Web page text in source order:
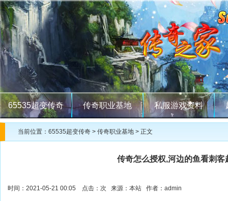
65535超变传奇 传奇职业基地 私服游戏资料
当前位置： 65535超变传奇 > 传奇职业基地 > 正文
传奇怎么授权,河边的鱼看刺客
时间：2021-05-21 00:05 点击： 次 来源：本站 作者：admin